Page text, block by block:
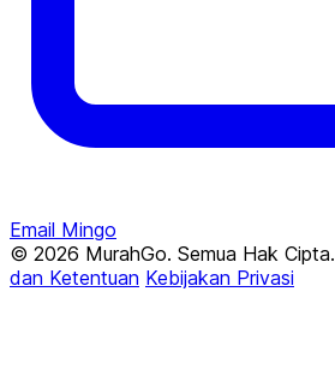
Email Mingo
© 2026 MurahGo. Semua Hak Cipta.
dan Ketentuan Kebijakan Privasi